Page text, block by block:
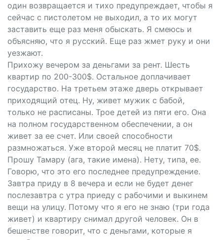
один возвращается и тихо предупреждает, чтобы я
сейчас с пистолетом не выходил, а то их могут
заставить еще раз меня обыскать. Я смеюсь и
объясняю, что я русский. Еще раз жмет руку и они
уезжают.
Прихожу вечером за деньгами за рент. Шесть
квартир по 200-300$. Остальное доплачивает
государство. На третьем этаже дверь открывает
приходящий отец. Ну, живет мужик с бабой,
только не расписаны. Трое детей из пяти его. Она
на полном государственном обеспечении, а он
живет за ее счет. Или своей способности
размножаться. Уже второй месяц не платит 70$.
Прошу Тамару (ага, такие имена). Нету, типа, ее.
Говорю, что это его последнее предупреждение.
Завтра приду в 8 вечера и если не будет денег
послезавтра с утра приеду с рабочими и выкинем
вещи на улицу. Потому что я его не знаю (три года
живет) и квартиру снимал другой человек. Он в
бешенстве говорит, что с деньгами, которые я